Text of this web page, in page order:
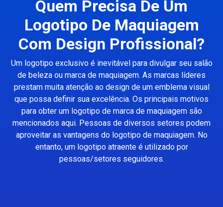
Quem Precisa De Um
Logotipo De Maquiagem
Com Design Profissional?
Um logotipo exclusivo é inevitável para divulgar seu salão
de beleza ou marca de maquiagem. As marcas líderes
prestam muita atenção ao design de um emblema visual
que possa definir sua excelência. Os principais motivos
para obter um logotipo de marca de maquiagem são
mencionados aqui. Pessoas de diversos setores podem
aproveitar as vantagens do logotipo de maquiagem. No
entanto, um logotipo atraente é utilizado por
pessoas/setores seguidores.